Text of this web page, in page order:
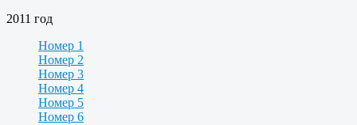
2011 год
Номер 1
Номер 2
Номер 3
Номер 4
Номер 5
Номер 6